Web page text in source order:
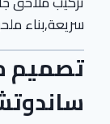
سريعة,بناء
تصميم